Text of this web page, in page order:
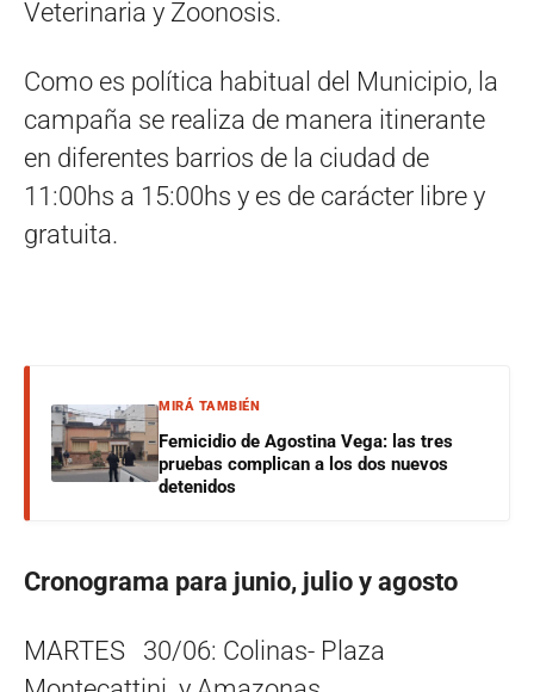
Veterinaria y Zoonosis.
Como es política habitual del Municipio, la
campaña se realiza de manera itinerante
en diferentes barrios de la ciudad de
11:00hs a 15:00hs y es de carácter libre y
gratuita.
MIRÁ TAMBIÉN
Femicidio de Agostina Vega: las tres
pruebas complican a los dos nuevos
detenidos
Cronograma para junio, julio y agosto
MARTES 30/06: Colinas- Plaza